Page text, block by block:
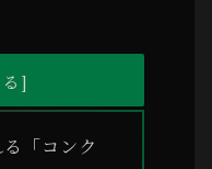
「コンク